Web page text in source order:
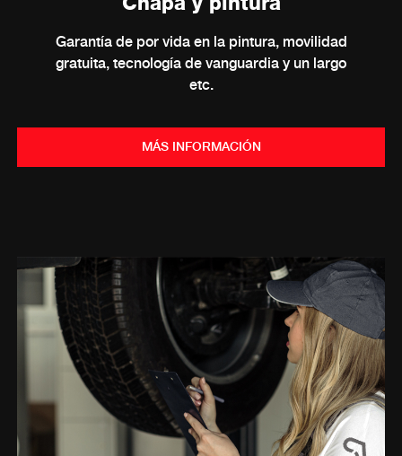
Chapa y pintura
Garantía de por vida en la pintura, movilidad
gratuita, tecnología de vanguardia y un largo
etc.
MÁS INFORMACIÓN